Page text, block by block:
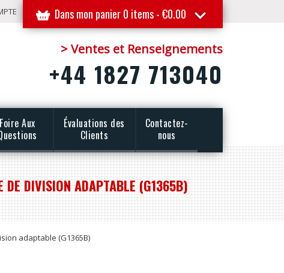
Dans mon panier 0 items -€0.00
> Ventes et Renseignements
+44 1827 713040
Foire Aux
Évaluations des
Clients
Contactez-
nous
DIVISION ADAPTABLE (G1365B)
adaptable (G1365B)